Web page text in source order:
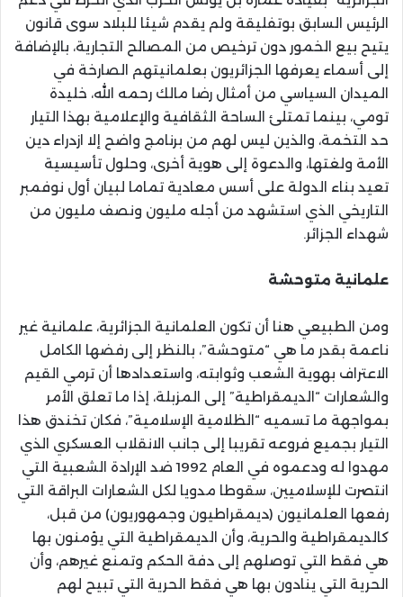
الرئيس السابق بوتفليقة ولم يقدم شيئا للبلاد سوى قانون
يتيح بيع الخمور دون ترخيص من المصالح التجارية، بالإضافة
إلى أسماء يعرفها الجزائريون بعلمانيتهم الصارخة في
الميدان السياسي من أمثال رضا مالك رحمه الله، خليدة
تومي، بينما تمتلئ الساحة الثقافية والإعلامية بهذا التيار
حد التخمة، والذين ليس لهم من برنامج واضح إلا ازدراء دين
الأمة ولغتها، والدعوة إلى هوية أخرى، وحلول تأسيسية
تعيد بناء الدولة على أسس معادية تماما لبيان أول نوفمبر
التاريخي الذي استشهد من أجله مليون ونصف مليون من
شهداء الجزائر.
علمانية متوحشة
ومن الطبيعي هنا أن تكون العلمانية الجزائرية، علمانية غير
ناعمة بقدر ما هي “متوحشة”، بالنظر إلى رفضها الكامل
الاعتراف بهوية الشعب وثوابته، واستعدادها أن ترمي القيم
والشعارات “الديمقراطية” إلى المزبلة، إذا ما تعلق الأمر
بمواجهة ما تسميه “الظلامية الإسلامية”، فكان تخندق هذا
التيار بجميع فروعه تقريبا إلى جانب الانقلاب العسكري الذي
مهدوا له ودعموه في العام 1992 ضد الإرادة الشعبية التي
انتصرت للإسلاميين، سقوطا مدويا لكل الشعارات البراقة التي
رفعها العلمانيون (ديمقراطيون وجمهوريون) من قبل،
كالديمقراطية والحرية، وأن الديمقراطية التي يؤمنون بها
هي فقط التي توصلهم إلى دفة الحكم وتمنع غيرهم، وأن
الحرية التي ينادون بها هي فقط الحرية التي تبيح لهم